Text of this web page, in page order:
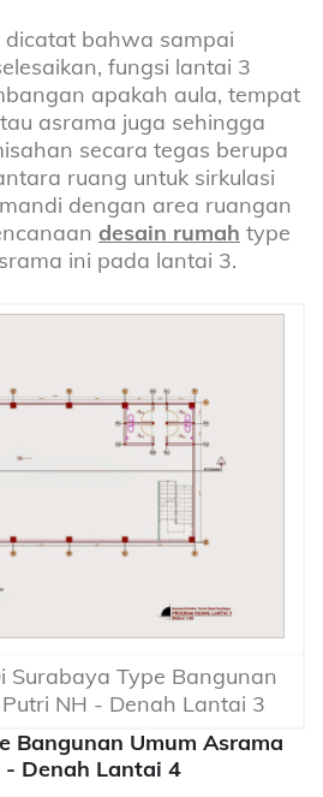
dicatat bahwa sampai
fungsi lantai 3
apakah aula, tempat
asrama juga sehingga
secara tegas berupa
ruang untuk sirkulasi
dengan area ruangan
desain rumah type
ini pada lantai 3.
Surabaya Type Bangunan
NH - Denah Lantai 3
Bangunan Umum Asrama
Denah Lantai 4